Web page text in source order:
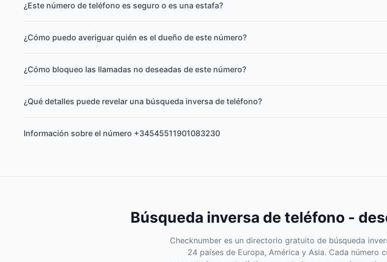
¿Este número de teléfono es seguro o es una estafa?
¿Cómo puedo averiguar quién es el dueño de este número?
¿Cómo bloqueo las llamadas no deseadas de este número?
¿Qué detalles puede revelar una búsqueda inversa de teléfono?
Información sobre el número +34545511901083230
Búsqueda inversa de teléfono -
Checknumber es un directorio gratuito de búsqueda
24 países de Europa, América y Asia. Cada número